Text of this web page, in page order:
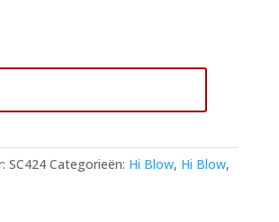
SC424 Categorieën: Hi Blow, Hi Blow,